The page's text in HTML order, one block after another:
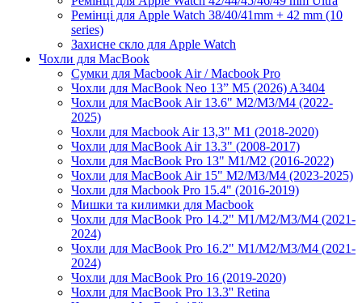
Ремінці для Apple Watch 38/40/41mm + 42 mm (10
series)
Захисне скло для Apple Watch
Чохли для MacBook
Сумки для Macbook Air / Macbook Pro
Чохли для MacBook Neo 13” M5 (2026) A3404
Чохли для MacBook Air 13.6" M2/M3/М4 (2022-
2025)
Чохли для Macbook Air 13,3" M1 (2018-2020)
Чохли для MacBook Air 13.3" (2008-2017)
Чохли для MacBook Pro 13" M1/M2 (2016-2022)
Чохли для MacBook Air 15" M2/M3/M4 (2023-2025)
Чохли для Macbook Pro 15.4" (2016-2019)
Мишки та килимки для Macbook
Чохли для MacBook Pro 14.2" M1/M2/M3/M4 (2021-
2024)
Чохли для MacBook Pro 16.2" M1/M2/M3/M4 (2021-
2024)
Чохли для MacBook Pro 16 (2019-2020)
Чохли для MacBook Pro 13.3'' Retina